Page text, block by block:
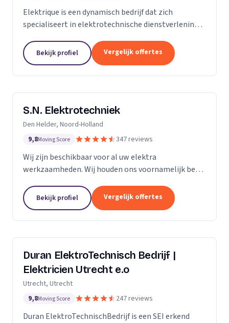
Elektrique is een dynamisch bedrijf dat zich
specialiseert in elektrotechnische dienstverlening.
klanttevredenheid, streven we ernaar om elke klus,
groot of...
Bekijk profiel Vergelijk offertes
S.N. Elektrotechniek
Den Helder, Noord-Holland
9,8Moving Score 347 reviews
Wij zijn beschikbaar voor al uw elektra
werkzaamheden. Wij houden ons voornamelijk bezig
groepenkastinstallaties & laadpalen.
Bekijk profiel Vergelijk offertes
Duran ElektroTechnisch Bedrijf |
Elektricien Utrecht e.o
Utrecht, Utrecht
9,8Moving Score 247 reviews
Duran ElektroTechnischBedrijf is een SEI erkend